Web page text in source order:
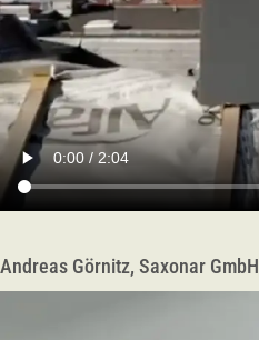
Andreas Görnitz, Saxonar GmbH